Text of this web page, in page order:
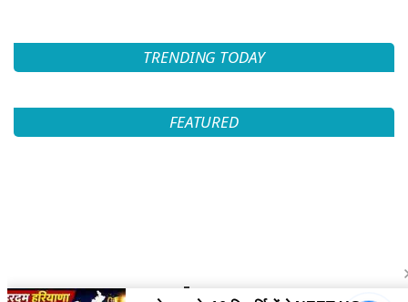
TRENDING TODAY
FEATURED